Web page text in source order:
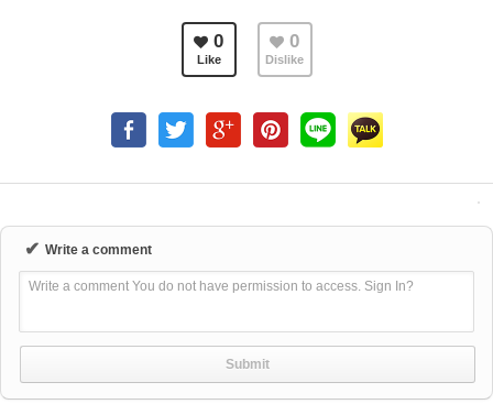
0
Like
0
Dislike
✔ Write a comment
Write a comment You do not have permission to access. Sign In?